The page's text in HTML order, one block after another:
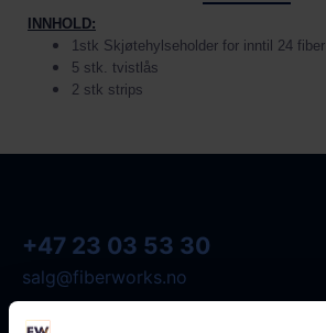
INNHOLD:
1stk Skjøtehylseholder for inntil 24 fiber
5 stk. tvistlås
2 stk strips
+47 23 03 53 30
salg@fiberworks.no